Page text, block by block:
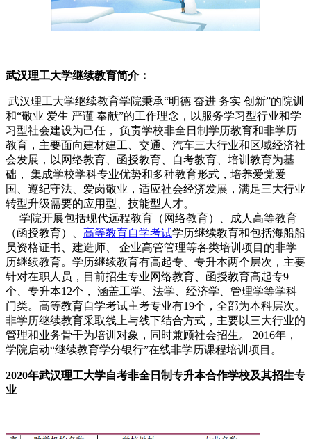
武汉理工大学继续教育简介：
武汉理工大学继续教育学院秉承“明德 奋进 务实 创新”的院训
和“敬业 爱生 严谨 奉献”的工作理念，以服务学习型行业和学
习型社会建设为己任， 负责学校非全日制学历教育和非学历
教育，主要面向建材建工、交通、汽车三大行业和区域经济社
会发展，以网络教育、函授教育、自考教育、培训教育为基
础， 集成学校学科专业优势和多种教育形式，培养爱党爱
国、遵纪守法、爱岗敬业，适应社会经济发展，满足三大行业
转型升级需要的应用型、技能型人才。
学院开展包括现代远程教育（网络教育）、成人高等教育
（函授教育）、 高等教育自学考试学历继续教育和包括海船船
员资格证书、建造师、 企业高管管理等各类培训项目的非学
历继续教育。学历继续教育有高起专、专升本两个层次，主要
针对在职人员，目前招生专业网络教育、函授教育高起专9
个、专升本12个， 涵盖工学、法学、经济学、管理学等学科
门类。高等教育自学考试主考专业有19个，全部为本科层次。
非学历继续教育采取线上与线下结合方式，主要以三大行业的
管理和业务骨干为培训对象，同时兼顾社会招生。 2016年，
学院启动“继续教育学分银行”在线非学历课程培训项目。
2020年武汉理工大学自考非全日制专升本合作学校及其招生专
业